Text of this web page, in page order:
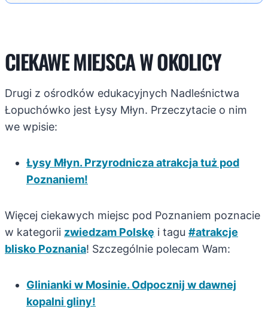
CIEKAWE MIEJSCA W OKOLICY
Drugi z ośrodków edukacyjnych Nadleśnictwa
Łopuchówko jest Łysy Młyn. Przeczytacie o nim
we wpisie:
Łysy Młyn. Przyrodnicza atrakcja tuż pod
Poznaniem!
Więcej ciekawych miejsc pod Poznaniem poznacie
w kategorii zwiedzam Polskę i tagu #atrakcje
blisko Poznania! Szczególnie polecam Wam:
Glinianki w Mosinie. Odpocznij w dawnej
kopalni gliny!